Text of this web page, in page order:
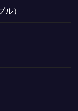
）